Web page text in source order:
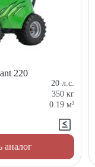
220
20л.с.
350кг
0.19м³
аналог